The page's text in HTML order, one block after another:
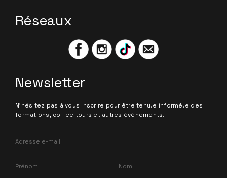
Réseaux
Newsletter
N'hésitez pas à vous inscrire pour être tenu.e informé.e des
formations, coffee tours et autres événements.